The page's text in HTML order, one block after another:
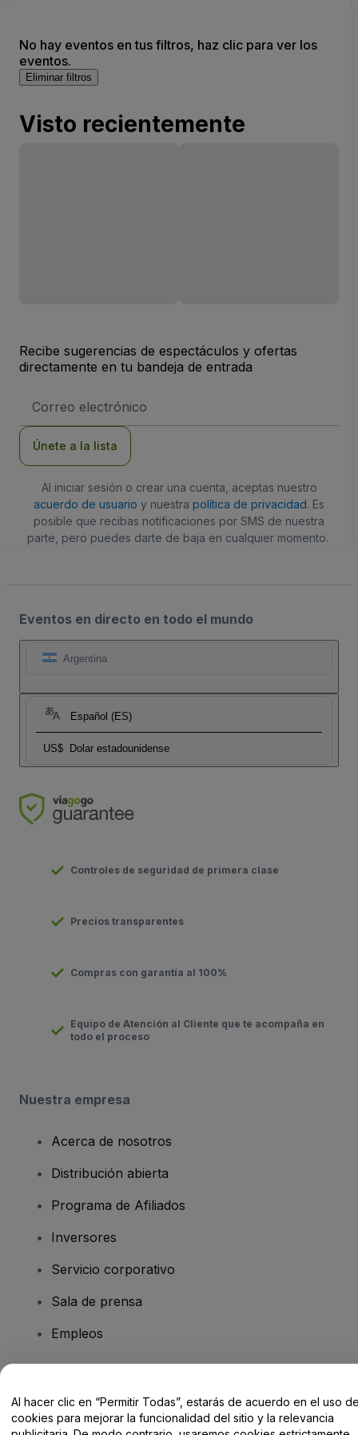
No hay eventos en tus filtros, haz clic para ver los
eventos.
Eliminar filtros
Visto recientemente
Recibe sugerencias de espectáculos y ofertas
directamente en tu bandeja de entrada
de
Únete a la lista
Al iniciar sesión o crear una cuenta, aceptas nuestro
acuerdo de usuario y nuestra política de privacidad. Es
posible que recibas notificaciones por SMS de nuestra
parte, pero puedes darte de baja en cualquier momento.
Eventos en directo en todo el mundo
Argentina
Español (ES)
US$ Dolar estadounidense
Controles de seguridad de primera clase
Precios transparentes
Compras con garantía al 100%
Equipo de Atención al Cliente que te acompaña en
todo el proceso
Nuestra empresa
Acerca de nosotros
Distribución abierta
Programa de Afiliados
Inversores
Servicio corporativo
Sala de prensa
Empleos
Centro de Ayuda / Contacto
Al hacer clic en “Permitir Todas”, estarás de acuerdo en el uso
cookies para mejorar la funcionalidad del sitio y la relevancia